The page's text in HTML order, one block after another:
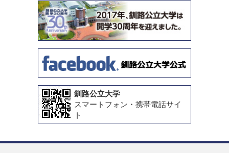
釧路公立大学
スマートフォン・携帯電話サイ
ト